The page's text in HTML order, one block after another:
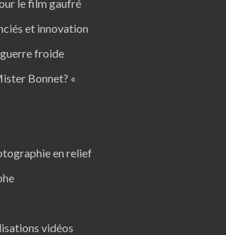
le film gaufré
et innovation
froide
Bonnet? «
en relief
vidéos